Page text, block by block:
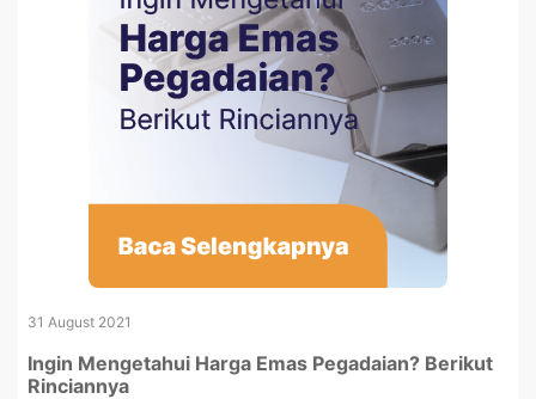
31 August 2021
Ingin Mengetahui Harga Emas Pegadaian? Berikut
Rinciannya